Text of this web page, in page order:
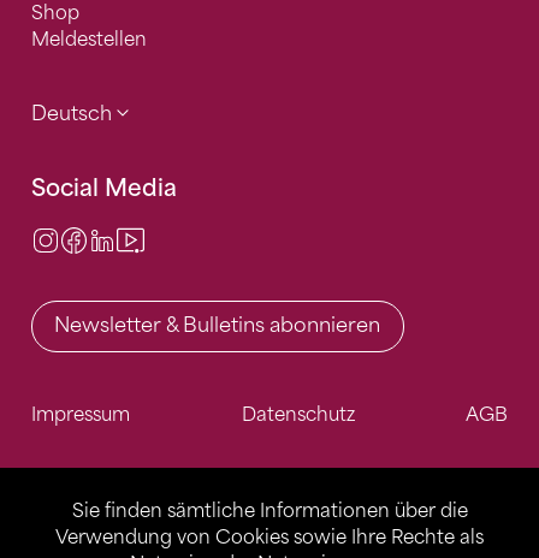
Sie finden sämtliche Informationen über die
Verwendung von Cookies sowie Ihre Rechte als
Shop
Meldestellen
Deutsch
Social Media
Instagram
Facebook
LinkedIn
Newsletter & Bulletins abonnieren
Impressum Datenschutz AGB